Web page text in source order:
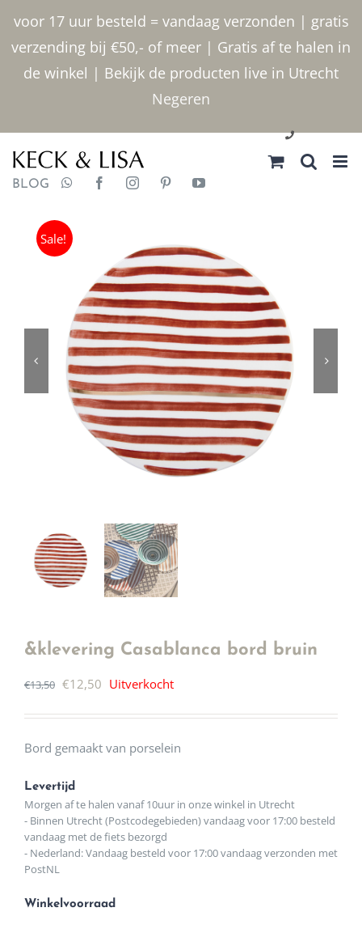
voor 17 uur besteld = vandaag verzonden | gratis
verzending bij €50,- of meer | Gratis af te halen in
de winkel | Bekijk de producten live in Utrecht
Negeren
inhoud
030 2400000
BLOG
Sale!
&klevering Casablanca bord bruin
€13,50 Oorspronkelijke
€12,50 Huidige
€12,50.
Uitverkocht
Bord gemaakt van porselein
Levertijd
Morgen af te halen vanaf 10uur in onze winkel in Utrecht
- Binnen Utrecht (Postcodegebieden) vandaag voor 17:00 besteld
vandaag met de fiets bezorgd
- Nederland: Vandaag besteld voor 17:00 vandaag verzonden met
PostNL
Winkelvoorraad